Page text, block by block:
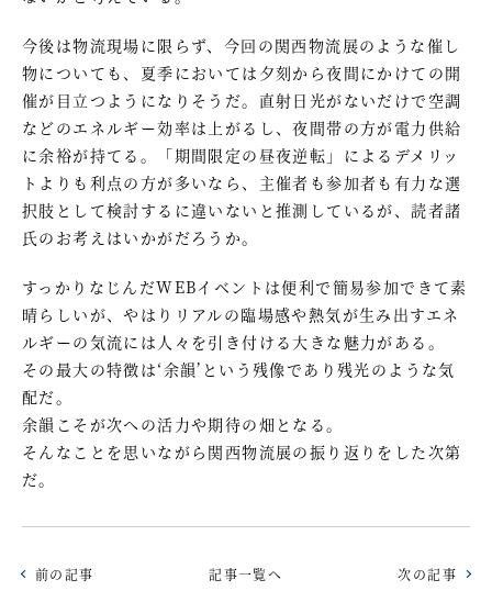
今後は物流現場に限らず、今回の関西物流展のような催し
物についても、夏季においては夕刻から夜間にかけての開
催が目立つようになりそうだ。直射日光がないだけで空調
などのエネルギー効率は上がるし、夜間帯の方が電力供給
に余裕が持てる。「期間限定の昼夜逆転」によるデメリッ
トよりも利点の方が多いなら、主催者も参加者も有力な選
択肢として検討するに違いないと推測しているが、読者諸
氏のお考えはいかがだろうか。
すっかりなじんだWEBイベントは便利で簡易参加できて素
晴らしいが、やはりリアルの臨場感や熱気が生み出すエネ
ルギーの気流には人々を引き付ける大きな魅力がある。
その最大の特徴は‘余韻’という残像であり残光のような気
配だ。
余韻こそが次への活力や期待の畑となる。
そんなことを思いながら関西物流展の振り返りをした次第
だ。
前の記事 記事一覧へ 次の記事